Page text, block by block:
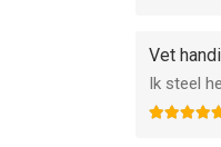
• Spawn
• Spawn
• Spawn
Vet
Ik steel